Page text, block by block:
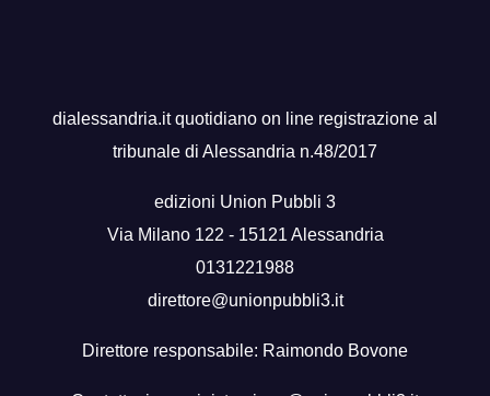
dialessandria.it quotidiano on line registrazione al
tribunale di Alessandria n.48/2017
edizioni Union Pubbli 3
Via Milano 122 - 15121 Alessandria
0131221988
direttore@unionpubbli3.it
Direttore responsabile: Raimondo Bovone